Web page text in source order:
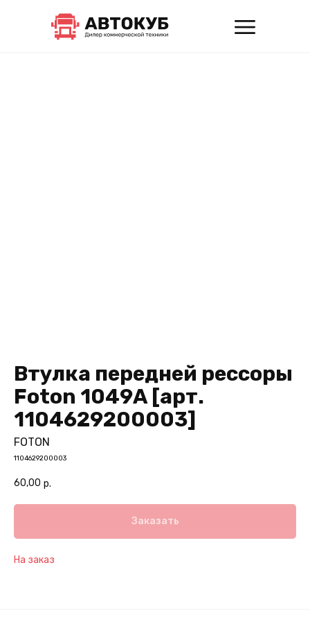
Втулка передней рессоры
Foton 1049А [арт.
1104629200003]
FOTON
1104629200003
60,00 р.
Заказать
На заказ